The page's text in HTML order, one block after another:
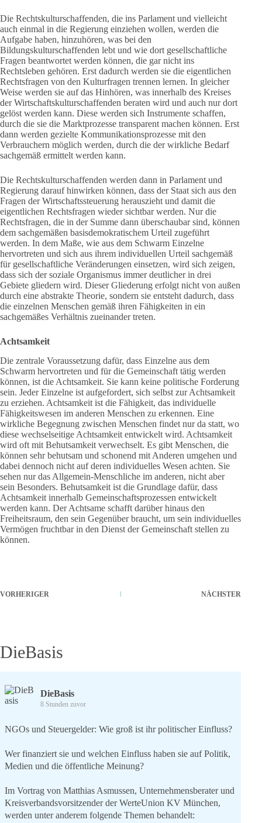
Die Rechtskulturschaffenden, die ins Parlament und vielleicht
auch einmal in die Regierung einziehen wollen, werden die
Aufgabe haben, hinzuhören, was bei den
Bildungskulturschaffenden lebt und wie dort gesellschaftliche
Fragen beantwortet werden können, die gar nicht ins
Rechtsleben gehören. Erst dadurch werden sie die eigentlichen
Rechtsfragen von den Kulturfragen trennen lernen. In gleicher
Weise werden sie auf das Hinhören, was innerhalb des Kreises
der Wirtschaftskulturschaffenden beraten wird und auch nur dort
gelöst werden kann. Diese werden sich Instrumente schaffen,
durch die sie die Marktprozesse transparent machen können. Erst
dann werden gezielte Kommunikationsprozesse mit den
Verbrauchern möglich werden, durch die der wirkliche Bedarf
sachgemäß ermittelt werden kann.
Die Rechtskulturschaffenden werden dann in Parlament und
Regierung darauf hinwirken können, dass der Staat sich aus den
Fragen der Wirtschaftssteuerung herauszieht und damit die
eigentlichen Rechtsfragen wieder sichtbar werden. Nur die
Rechtsfragen, die in der Summe dann überschaubar sind, können
dem sachgemäßen basisdemokratischem Urteil zugeführt
werden. In dem Maße, wie aus dem Schwarm Einzelne
hervortreten und sich aus ihrem individuellen Urteil sachgemäß
für gesellschaftliche Veränderungen einsetzen, wird sich zeigen,
dass sich der soziale Organismus immer deutlicher in drei
Gebiete gliedern wird. Dieser Gliederung erfolgt nicht von außen
durch eine abstrakte Theorie, sondern sie entsteht dadurch, dass
die einzelnen Menschen gemäß ihren Fähigkeiten in ein
sachgemäßes Verhältnis zueinander treten.
Achtsamkeit
Die zentrale Voraussetzung dafür, dass Einzelne aus dem
Schwarm hervortreten und für die Gemeinschaft tätig werden
können, ist die Achtsamkeit. Sie kann keine politische Forderung
sein. Jeder Einzelne ist aufgefordert, sich selbst zur Achtsamkeit
zu erziehen. Achtsamkeit ist die Fähigkeit, das individuelle
Fähigkeitswesen im anderen Menschen zu erkennen. Eine
wirkliche Begegnung zwischen Menschen findet nur da statt, wo
diese wechselseitige Achtsamkeit entwickelt wird. Achtsamkeit
wird oft mit Behutsamkeit verwechselt. Es gibt Menschen, die
können sehr behutsam und schonend mit Anderen umgehen und
dabei dennoch nicht auf deren individuelles Wesen achten. Sie
sehen nur das Allgemein-Menschliche im anderen, nicht aber
sein Besonders. Behutsamkeit ist die Grundlage dafür, dass
Achtsamkeit innerhalb Gemeinschaftsprozessen entwickelt
werden kann. Der Achtsame schafft darüber hinaus den
Freiheitsraum, den sein Gegenüber braucht, um sein individuelles
Vermögen fruchtbar in den Dienst der Gemeinschaft stellen zu
können.
VORHERIGER NÄCHSTER
DieBasis
DieBasis
8 Stunden zuvor
NGOs und Steuergelder: Wie groß ist ihr politischer Einfluss?
Wer finanziert sie und welchen Einfluss haben sie auf Politik,
Medien und die öffentliche Meinung?
Im Vortrag von Matthias Asmussen, Unternehmensberater und
Kreisverbandsvorsitzender der WerteUnion KV München,
werden unter anderem folgende Themen behandelt: